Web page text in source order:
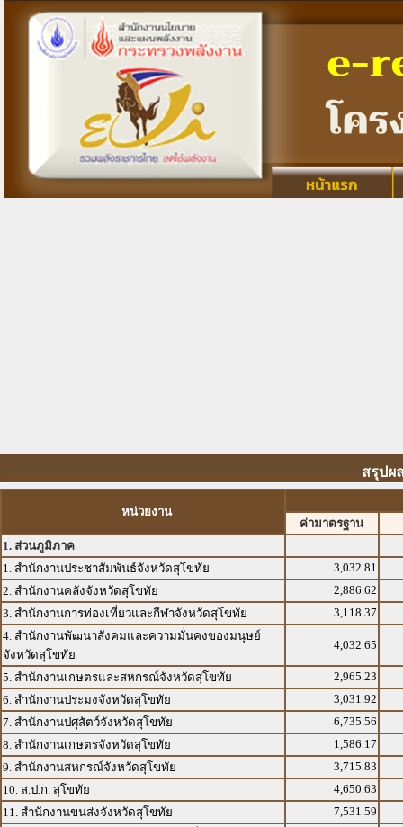
สรุปผ
หน่วยงาน
ค่ามาตรฐาน
1. ส่วนภูมิภาค
1. สำนักงานประชาสัมพันธ์จังหวัดสุโขทัย
3,032.81
2. สำนักงานคลังจังหวัดสุโขทัย
2,886.62
3. สำนักงานการท่องเที่ยวและกีฬาจังหวัดสุโขทัย
3,118.37
4. สำนักงานพัฒนาสังคมและความมั่นคงของมนุษย์
จังหวัดสุโขทัย
4,032.65
5. สำนักงานเกษตรและสหกรณ์จังหวัดสุโขทัย
2,965.23
6. สำนักงานประมงจังหวัดสุโขทัย
3,031.92
7. สำนักงานปศุสัตว์จังหวัดสุโขทัย
6,735.56
8. สำนักงานเกษตรจังหวัดสุโขทัย
1,586.17
9. สำนักงานสหกรณ์จังหวัดสุโขทัย
3,715.83
10. ส.ป.ก. สุโขทัย
4,650.63
11. สำนักงานขนส่งจังหวัดสุโขทัย
7,531.59